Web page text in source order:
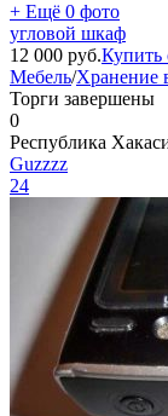
+ Ещё 0 фото
угловой шкаф
12 000 руб.Купить
Мебель/Хранение
Торги завершены
0
Республика
Guzzzz
24